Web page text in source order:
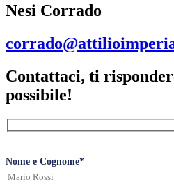
Nesi Corrado
Contattaci, ti
possibile!
Nome e Cognome*